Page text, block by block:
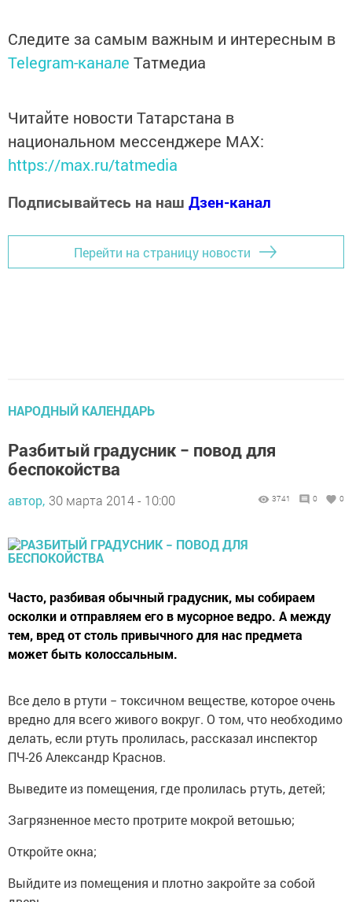
Следите за самым важным и интересным в
Telegram-канале Татмедиа
Читайте новости Татарстана в
национальном мессенджере MАХ:
https://max.ru/tatmedia
Подписывайтесь на наш Дзен-канал
Перейти на страницу новости
НАРОДНЫЙ КАЛЕНДАРЬ
Разбитый градусник − повод для
беспокойства
автор, 30 марта 2014 - 10:00 3741 0 0
Часто, разбивая обычный градусник, мы собираем
осколки и отправляем его в мусорное ведро. А между
тем, вред от столь привычного для нас предмета
может быть колоссальным.
Все дело в ртути − токсичном веществе, которое очень
вредно для всего живого вокруг. О том, что необходимо
делать, если ртуть пролилась, рассказал инспектор
ПЧ-26 Александр Краснов.
Выведите из помещения, где пролилась ртуть, детей;
Загрязненное место протрите мокрой ветошью;
Откройте окна;
Выйдите из помещения и плотно закройте за собой